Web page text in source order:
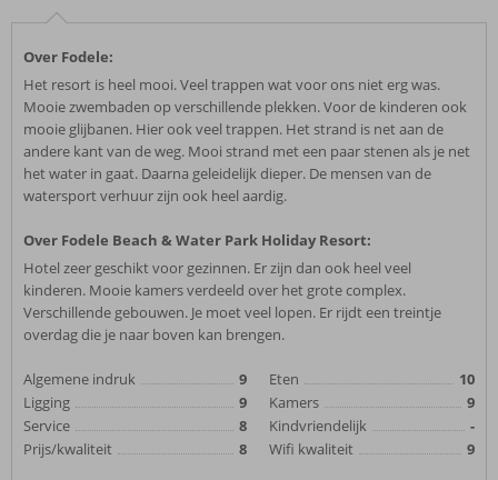
Over Fodele:
Het resort is heel mooi. Veel trappen wat voor ons niet erg was.
Mooie zwembaden op verschillende plekken. Voor de kinderen ook
mooie glijbanen. Hier ook veel trappen. Het strand is net aan de
andere kant van de weg. Mooi strand met een paar stenen als je net
het water in gaat. Daarna geleidelijk dieper. De mensen van de
watersport verhuur zijn ook heel aardig.
Over Fodele Beach & Water Park Holiday Resort:
Hotel zeer geschikt voor gezinnen. Er zijn dan ook heel veel
kinderen. Mooie kamers verdeeld over het grote complex.
Verschillende gebouwen. Je moet veel lopen. Er rijdt een treintje
overdag die je naar boven kan brengen.
Algemene indruk
9
Ligging
9
Service
8
Prijs/kwaliteit
8
Eten
10
Kamers
9
Kindvriendelijk
-
Wifi kwaliteit
9